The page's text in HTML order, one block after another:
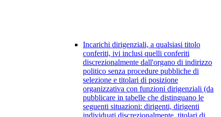
Incarichi dirigenziali, a qualsiasi titolo
conferiti, ivi inclusi quelli conferiti
discrezionalmente dall'organo di indirizzo
politico senza procedure pubbliche di
selezione e titolari di posizione
organizzativa con funzioni dirigenziali (da
pubblicare in tabelle che distinguano le
seguenti situazioni: dirigenti, dirigenti